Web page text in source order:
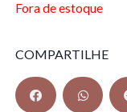
Fora de estoque
COMPARTILHE